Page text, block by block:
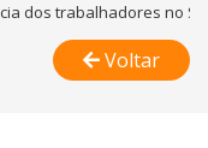
dos trabalhadores no
Voltar